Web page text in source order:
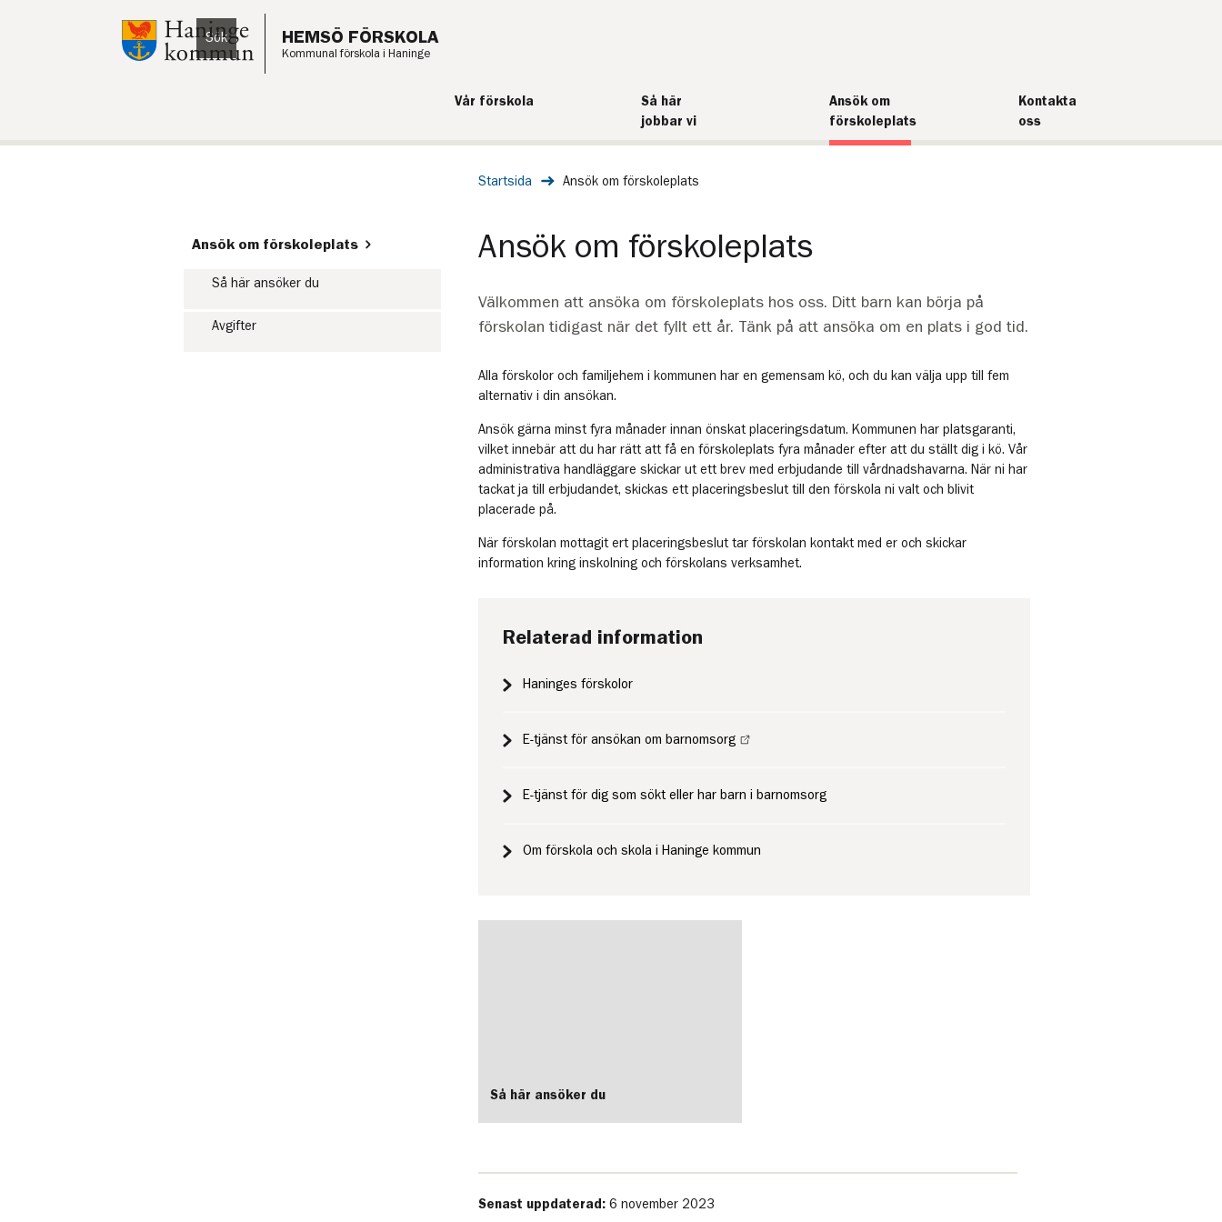
Till innehåll på sidan
HEMSÖ FÖRSKOLA
Kommunal förskola i Haninge
Lyssna Sök
Vår förskola
Så här
jobbar vi
Ansök om
förskoleplats
Kontakta
oss
Startsida Ansök om förskoleplats
Ansök om förskoleplats
Så här ansöker du
Avgifter
Ansök om förskoleplats
Välkommen att ansöka om förskoleplats hos oss. Ditt barn kan börja på
förskolan tidigast när det fyllt ett år. Tänk på att ansöka om en plats i god tid.
Alla förskolor och familjehem i kommunen har en gemensam kö, och du kan välja upp till fem
alternativ i din ansökan.
Ansök gärna minst fyra månader innan önskat placeringsdatum. Kommunen har platsgaranti,
vilket innebär att du har rätt att få en förskoleplats fyra månader efter att du ställt dig i kö. Vår
administrativa handläggare skickar ut ett brev med erbjudande till vårdnadshavarna. När ni har
tackat ja till erbjudandet, skickas ett placeringsbeslut till den förskola ni valt och blivit
placerade på.
När förskolan mottagit ert placeringsbeslut tar förskolan kontakt med er och skickar
information kring inskolning och förskolans verksamhet.
Relaterad information
Haninges förskolor
E-tjänst för ansökan om barnomsorg
E-tjänst för dig som sökt eller har barn i barnomsorg
Om förskola och skola i Haninge kommun
Så här ansöker du
Senast uppdaterad: 6 november 2023